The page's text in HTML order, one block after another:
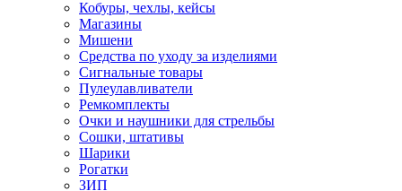
Кобуры, чехлы, кейсы
Магазины
Мишени
Средства по уходу за изделиями
Сигнальные товары
Пулеулавливатели
Ремкомплекты
Очки и наушники для стрельбы
Сошки, штативы
Шарики
Рогатки
ЗИП